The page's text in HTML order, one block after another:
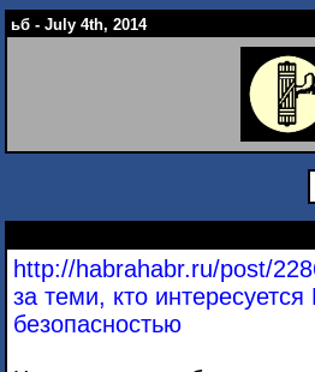
ьб - July 4th, 2014
http://habrahabr.ru/post/
за теми, кто
безопасностью